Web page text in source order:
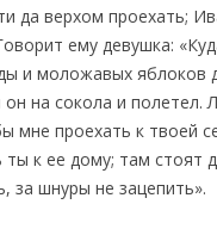
верхом проехать;
ему девушка:
и моложавых
он на сокола и
проехать к твоей
к ее дому; там стоят
за шнуры не зацепить».